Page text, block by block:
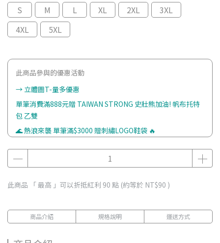
S
M L XL 2XL
3XL
4XL
5XL
此商品參與的優惠活動
→ 立體圖T-量多優惠
單筆消費滿888元贈 TAIWAN STRONG 史壯熊加油! 帆布托特
包 乙雙
🌊 熱浪來襲 單筆滿$3000 贈刺繡LOGO鞋袋 🔥
此商品 「 最高 」可以折抵紅利 90 點 (約等於 NT$90 )
商品介紹 規格說明 運送方式